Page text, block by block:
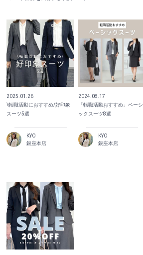
2025.01.26
\転職活動におすすめ/好印象
スーツ5選
KYO
銀座本店
2024.08.17
「転職活動おすすめ」ベーシ
ックスーツ8選
KYO
銀座本店